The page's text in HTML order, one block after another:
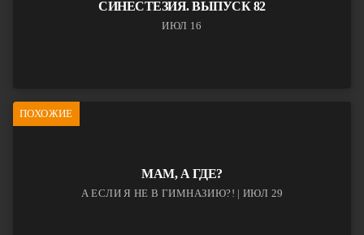
СИНЕСТЕЗИЯ. ВЫПУСК 82
ИЮЛ 16
ПОХОЖИЕ
МАМ, А ГДЕ?
А ЕСЛИ Я НЕ В ГИМНАЗИЮ?! | ИЮЛ 29